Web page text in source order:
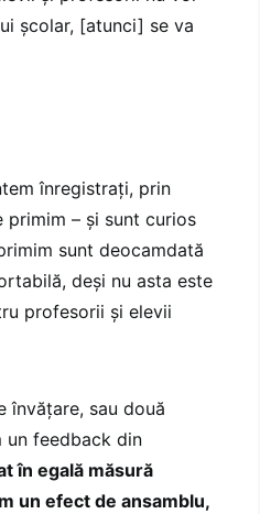
școlar, [atunci] se va
înregistrați, prin
primim – și sunt curios
sunt deocamdată
deși nu asta este
profesorii și elevii
învățare, sau două
un feedback din
în egală măsură
un efect de ansamblu,